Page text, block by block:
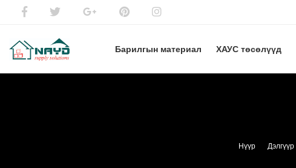
Барилгын материал ХАУС төсөлүүд
Нүүр Дэлгүүр